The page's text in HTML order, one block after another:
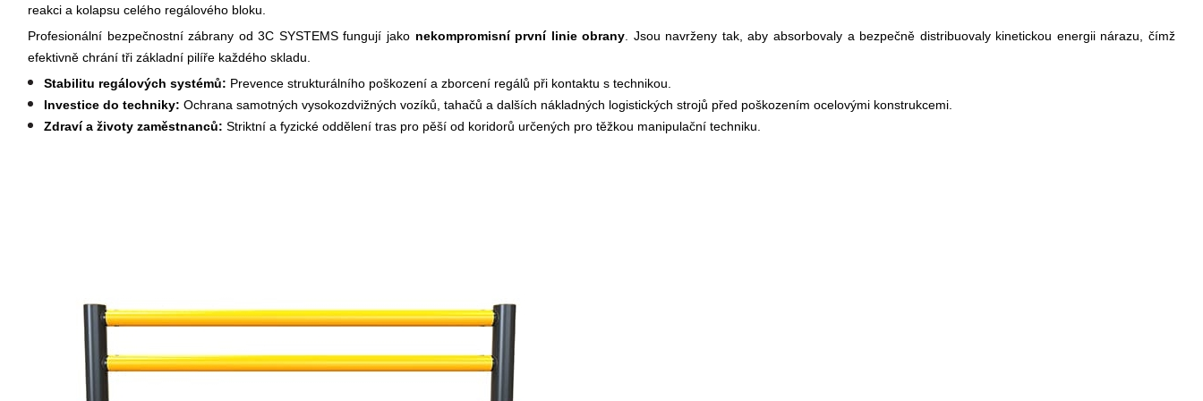
reakci a kolapsu celého regálového bloku.
Profesionální bezpečnostní zábrany od 3C SYSTEMS fungují jakonekompromisní první linie obrany . Jsou navrženy tak, aby absorbovaly a bezpečně distribuovaly kinetickou energii nárazu, čímž
efektivně chrání tři základní pilíře každého skladu.
Stabilitu regálových systémů: Prevence strukturálního poškození a zborcení regálů při kontaktu s technikou.
Investice do techniky: Ochrana samotných vysokozdvižných vozíků, tahačů a dalších nákladných logistických strojů před poškozením ocelovými konstrukcemi.
Zdraví a životy zaměstnanců: Striktní a fyzické oddělení tras pro pěší od koridorů určených pro těžkou manipulační techniku.